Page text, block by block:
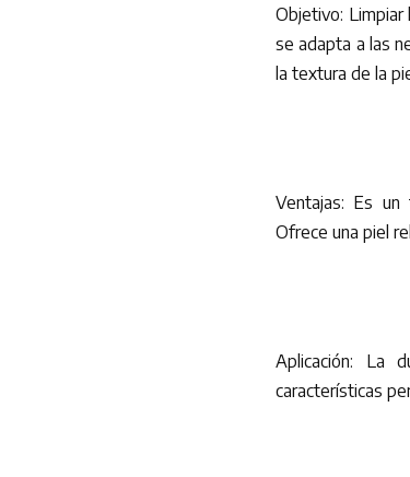
Objetivo:
se adapta a las
la textura de la
Ventajas: Es un
Ofrece una piel
Aplicación: La
características